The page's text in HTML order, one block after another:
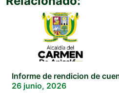
Informe de rendicion de
26 junio, 2026